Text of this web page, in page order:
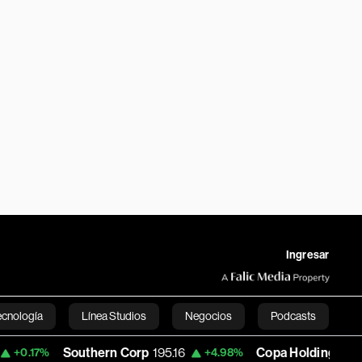
Ingresar
Línea Studios Negocios Podcasts
English
Southern Corp 195.16 +4.98% Copa Holdings 146.65